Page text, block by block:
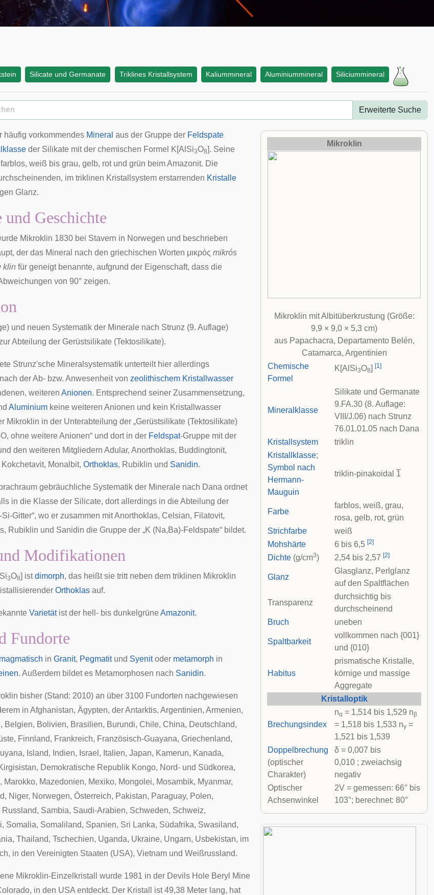
Silicate und Germanate Triklines Kristallsystem Kaliummineral Aluminiummineral Siliciummineral
Erweiterte Suche
Mikroklin
Mikroklin mit Albitüberkrustung (Größe:
9,9 × 9,0 × 5,3 cm)
aus Papachacra, Departamento Belén,
Catamarca, Argentinien
Chemische
Formel
K[AlSi3O8] [1]
Mineralklasse
Silikate und Germanate
9.FA.30 (8. Auflage:
VIII/J.06) nach Strunz
76.01.01.05 nach Dana
Kristallsystem
triklin
Kristallklasse;
Symbol nach
Hermann-
Mauguin
triklin-pinakoidal 1
Farbe
farblos, weiß, grau,
rosa, gelb, rot, grün
Strichfarbe
weiß
Mohshärte
6 bis 6,5 [2]
Dichte (g/cm3) 2,54 bis 2,57 [2]
Glanz
Glasglanz, Perlglanz
auf den Spaltflächen
Transparenz
durchsichtig bis
durchscheinend
Bruch
uneben
Spaltbarkeit
vollkommen nach {001}
und {010}
Habitus
prismatische Kristalle,
körnige und massige
Aggregate
Kristalloptik
Brechungsindex
nα = 1,514 bis 1,529 nβ
= 1,518 bis 1,533 nγ =
1,521 bis 1,539
Doppelbrechung
(optischer
Charakter)
δ = 0,007 bis
0,010 ; zweiachsig
negativ
Optischer
Achsenwinkel
2V = gemessen: 66° bis
103°; berechnet: 80°
häufig vorkommendes Mineral aus der Gruppe der Feldspate
der Silikate mit der chemischen Formel K[AlSi3O8]. Seine
weiß bis grau, gelb, rot und grün beim Amazonit. Die
im triklinen Kristallsystem erstarrenden Kristalle
Glanz.
Geschichte
Mikroklin 1830 bei Stavern in Norwegen und beschrieben
, der das Mineral nach den griechischen Worten μικρός mikrós
klin für geneigt benannte, aufgrund der Eigenschaft, dass die
von 90° zeigen.
und neuen Systematik der Minerale nach Strunz (9. Auflage)
Abteilung der Gerüstsilikate (Tektosilikate).
Strunz'sche Mineralsystematik unterteilt hier allerdings
der Ab- bzw. Anwesenheit von zeolithischem Kristallwasser
weiteren Anionen. Entsprechend seiner Zusammensetzung,
Aluminium keine weiteren Anionen und kein Kristallwasser
Mikroklin in der Unterabteilung der „Gerüstsilikate (Tektosilikate)
O, ohne weitere Anionen“ und dort in der Feldspat-Gruppe mit der
den weiteren Mitgliedern Adular, Anorthoklas, Buddingtonit,
Kokchetavit, Monalbit, Orthoklas, Rubiklin und Sanidin.
gebräuchliche Systematik der Minerale nach Dana ordnet
in die Klasse der Silicate, dort allerdings in die Abteilung der
Gitter“, wo er zusammen mit Anorthoklas, Celsian, Filatovit,
Rubiklin und Sanidin die Gruppe der „K (Na,Ba)-Feldspate“ bildet.
Modifikationen
3O8] istdimorph, das heißt sie tritt neben dem triklinen Mikroklin
Orthoklas auf.
Varietätist der hell- bis dunkelgrüne Amazonit.
Fundorte
magmatisch in Granit, Pegmatitund Syenitoder metamorph in
. Außerdem bildet es Metamorphosen nach Sanidin.
bisher (Stand: 2010) an über 3100 Fundorten nachgewiesen
in Afghanistan, Ägypten, derAntarktis, Argentinien, Armenien,
, Belgien, Bolivien, Brasilien, Burundi, Chile, China, Deutschland,
, Finnland, Frankreich, Französisch-Guayana, Griechenland,
, Island, Indien, Israel , Italien, Japan, Kamerun, Kanada,
, Demokratische Republik Kongo, Nord- und Südkorea,
, Marokko, Mazedonien, Mexiko, Mongolei, Mosambik, Myanmar,
, Niger, Norwegen, Österreich, Pakistan, Paraguay, Polen,
Russland, Sambia, Saudi-Arabien, Schweden, Schweiz,
, Somalia, Somaliland, Spanien, Sri Lanka, Südafrika, Swasiland,
, Thailand, Tschechien, Uganda, Ukraine, Ungarn, Usbekistan, im
, in den Vereinigten Staaten (USA), Vietnam und Weißrussland.
Mikroklin-Einzelkristall wurde 1981 in der Devils Hole Beryl Mine
, in den USA entdeckt. Der Kristall ist 49,38 Meter lang, hat